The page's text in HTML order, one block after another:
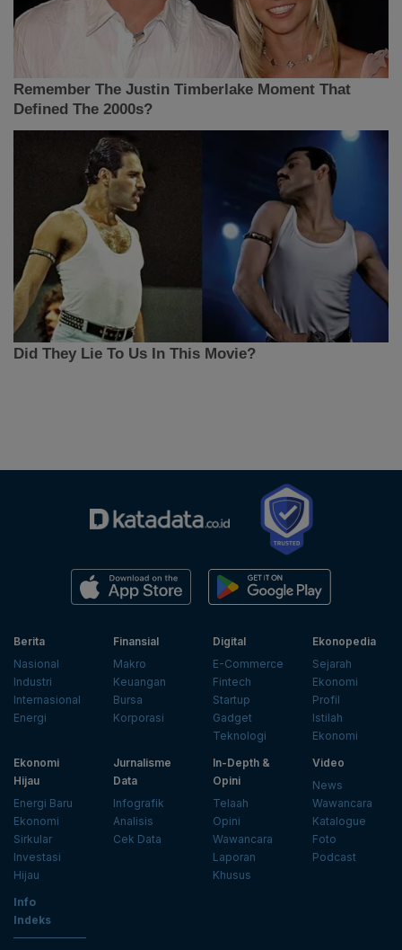
Berita
Nasional
Industri
Internasional
Energi
Finansial
Makro
Keuangan
Bursa
Korporasi
Digital
E-Commerce
Fintech
Startup
Gadget
Teknologi
Ekonopedia
Sejarah
Ekonomi
Profil
Istilah
Ekonomi
Ekonomi
Hijau
Energi Baru
Ekonomi
Sirkular
Investasi
Hijau
Jurnalisme
Data
Infografik
Analisis
Cek Data
In-Depth &
Opini
Telaah
Opini
Wawancara
Laporan
Khusus
Video
News
Wawancara
Katalogue
Foto
Podcast
Info
Indeks